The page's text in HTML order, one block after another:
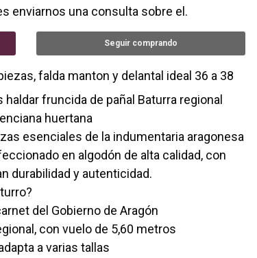
enviarnos una consulta sobre el.
Seguir comprando
falda manton y delantal ideal 36 a 38
fruncida de pañal Baturra regional
huertana
esenciales de la indumentaria aragonesa
en algodón de alta calidad, con
durabilidad y autenticidad.
del Gobierno de Aragón
con vuelo de 5,60 metros
a varias tallas